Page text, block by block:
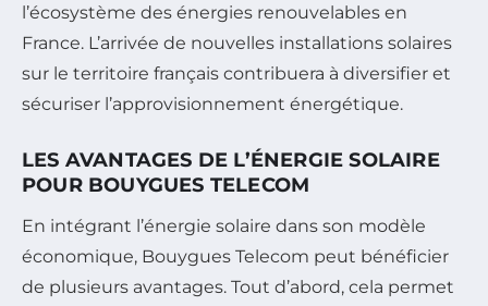
l’écosystème des énergies renouvelables en
France. L’arrivée de nouvelles installations solaires
sur le territoire français contribuera à diversifier et
sécuriser l’approvisionnement énergétique.
LES AVANTAGES DE L’ÉNERGIE SOLAIRE
POUR BOUYGUES TELECOM
En intégrant l’énergie solaire dans son modèle
économique, Bouygues Telecom peut bénéficier
de plusieurs avantages. Tout d’abord, cela permet